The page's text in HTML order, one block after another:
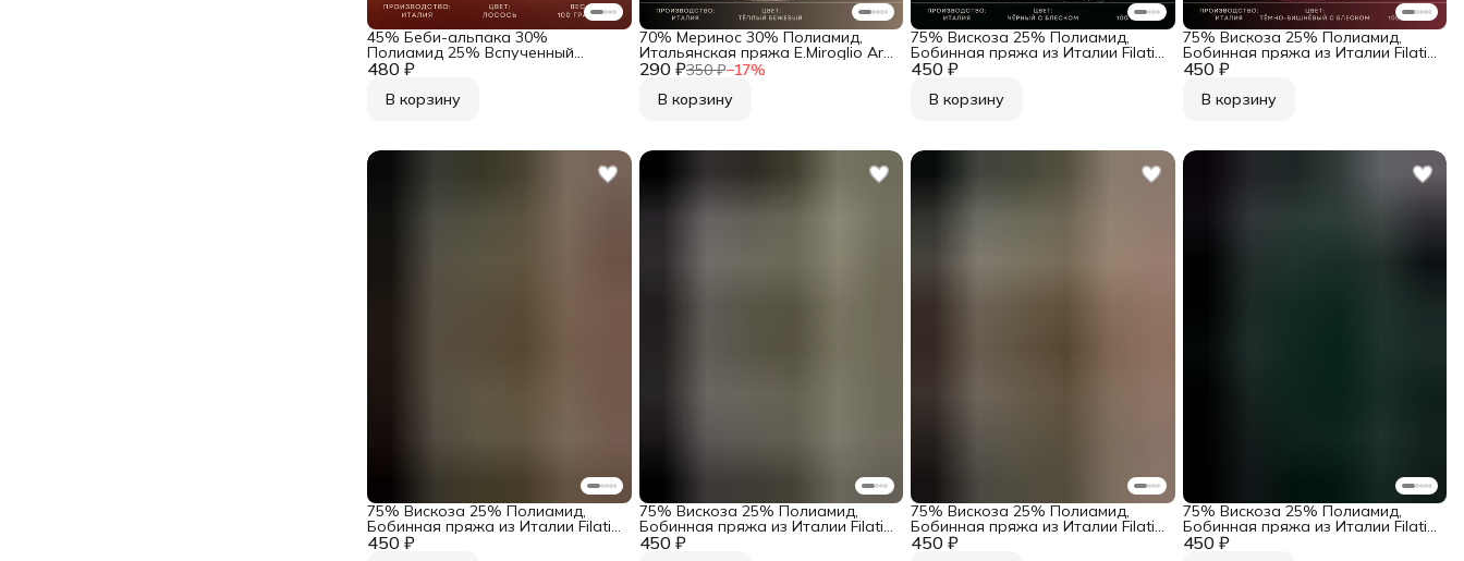
480 ₽
45% Беби-альпака 30%
Полиамид 25% Вспученный
меринос, Бобинная пряжа из
Лосось
В корзину
290 ₽350 ₽−17%
70% Меринос 30% Полиамид,
Итальянская пряжа E.Miroglio Art.
Glamour Тёплый бежевый
В корзину
450 ₽
75% Вискоза 25% Полиамид,
Бобинная пряжа из Италии Filati
Industria Art. Frizzante Чёрный с
В корзину
450 ₽
75% Вискоза 25% Полиамид,
Бобинная пряжа из Италии Filati
Industria Art. Frizzante Тёмно-
В корзину
450 ₽
75% Вискоза 25% Полиамид,
Бобинная пряжа из Италии Filati
Industria Art. Frizzante Тёмно- 450 ₽
75% Вискоза 25% Полиамид,
Бобинная пряжа из Италии Filati
Industria Art. Frizzante Светло- 450 ₽
75% Вискоза 25% Полиамид,
Бобинная пряжа из Италии Filati
Industria Art. Frizzante Розовая 450 ₽
75% Вискоза 25% Полиамид,
Бобинная пряжа из Италии Filati
Industria Art. Frizzante